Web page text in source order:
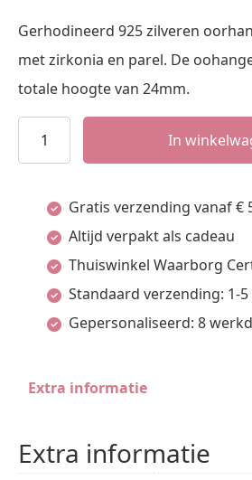
Gerhodineerd 925 zilveren
met zirkonia en parel. De
totale hoogte van 24mm.
oorhangers
parel
aantal
In
Gratis verzending vanaf €
Altijd verpakt als cadeau
Thuiswinkel Waarborg
Standaard verzending: 1-
Gepersonaliseerd: 8
Extra informatie
Extra informatie